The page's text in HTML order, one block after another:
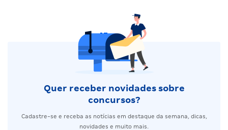
Quer receber novidades sobre
concursos?
Cadastre-se e receba as notícias em destaque da semana, dicas,
novidades e muito mais.